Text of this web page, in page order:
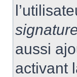
aussi
activant